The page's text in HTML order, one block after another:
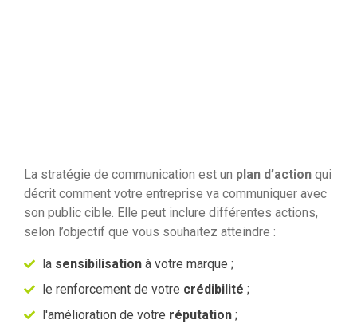
La stratégie de communication est un plan d’action qui
décrit comment votre entreprise va communiquer avec
son public cible. Elle peut inclure différentes actions,
selon l’objectif que vous souhaitez atteindre :
la sensibilisationà votre marque ;
le renforcement de votre crédibilité ;
l'amélioration de votre réputation;